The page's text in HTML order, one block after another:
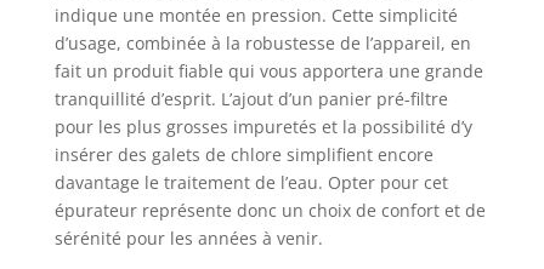
indique une montée en pression. Cette simplicité
d’usage, combinée à la robustesse de l’appareil, en
fait un produit fiable qui vous apportera une grande
tranquillité d’esprit. L’ajout d’un panier pré-filtre
pour les plus grosses impuretés et la possibilité d’y
insérer des galets de chlore simplifient encore
davantage le traitement de l’eau. Opter pour cet
épurateur représente donc un choix de confort et de
sérénité pour les années à venir.